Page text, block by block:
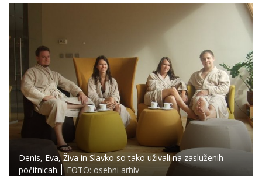
Denis, Eva, Živa in Slavko so tako uživali na zasluženih
počitnicah.
FOTO: osebni arhiv